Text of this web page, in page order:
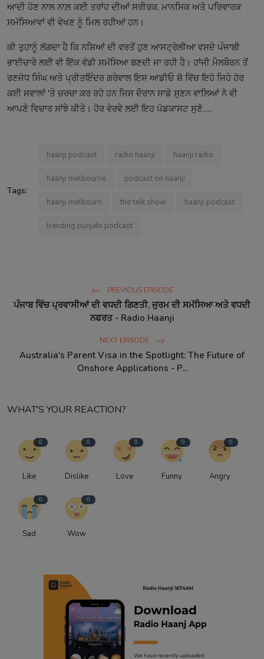
ਆਦੀ ਹੋਣ ਨਾਲ ਨਾਲ਼ ਕਈ ਤਰਾਂਹ ਦੀਆਂ ਸਰੀਰਕ, ਮਾਨਸਿਕ ਅਤੇ ਪਰਿਵਾਰਕ
ਸਮੱਸਿਆਵਾਂ ਵੀ ਵੇਖਣ ਨੂੰ ਮਿਲ ਰਹੀਆਂ ਹਨ।
ਕੀ ਤੁਹਾਨੂੰ ਲੱਗਦਾ ਹੈ ਕਿ ਨਸ਼ਿਆਂ ਦੀ ਵਰਤੋਂ ਹੁਣ ਆਸਟ੍ਰੇਲੀਆ ਵਸਦੇ ਪੰਜਾਬੀ
ਭਾਈਚਾਰੇ ਲਈ ਵੀ ਇੱਕ ਵੱਡੀ ਸਮੱਸਿਆ ਬਣਦੀ ਜਾ ਰਹੀ ਹੈ। ਹਾਂਜੀ ਮੈਲਬੌਰਨ ਤੋਂ
ਰਣਜੋਧ ਸਿੰਘ ਅਤੇ ਪ੍ਰੀਤਇੰਦਰ ਗਰੇਵਾਲ ਇਸ ਆਡੀਓ ਸ਼ੋ ਵਿੱਚ ਇਹੋ ਜਿਹੇ ਹੋਰ
ਕਈ ਸਵਾਲਾਂ 'ਤੇ ਚਰਚਾ ਕਰ ਰਹੇ ਹਨ ਜਿਸ ਦੌਰਾਨ ਸਾਡੇ ਸੁਣਨ ਵਾਲਿਆਂ ਨੇ ਵੀ
ਆਪਣੇ ਵਿਚਾਰ ਸਾਂਝੇ ਕੀਤੇ। ਹੋਰ ਵੇਰਵੇ ਲਈ ਇਹ ਪੋਡਕਾਸਟ ਸੁਣੋ.....
Tags:
haanji podcast radio haanji haanji radio
haanji melbourne podcast on haanji
haanji melbourn the talk show haanji podcast
trending punjabi podcast
PREVIOUS EPISODE
ਪੰਜਾਬ ਵਿੱਚ ਪ੍ਰਵਾਸੀਆਂ ਦੀ ਵਧਦੀ ਗਿਣਤੀ, ਜੁਰਮ ਦੀ ਸਮੱਸਿਆ ਅਤੇ ਵਧਦੀ
ਨਫਰਤ - Radio Haanji
NEXT EPISODE
Australia's Parent Visa in the Spotlight: The Future of
Onshore Applications - P...
WHAT'S YOUR REACTION?
0
Like
0
Dislike
0
Love
0
Funny
0
Angry
0
Sad
0
Wow